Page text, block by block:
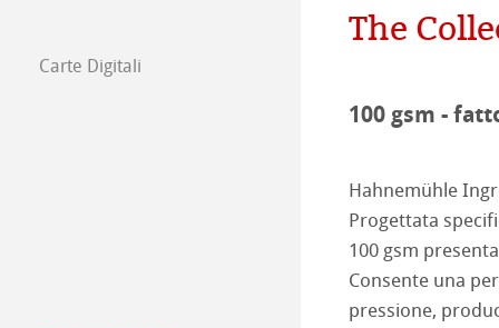
Il team
Comunicati
Carte Digitali
Matt FineArt
Glossy FineArt
Canvas FineArt
Profilo ICC
Area Download
Sezione FAQ
Installazione
Hahnemühle
Studi Certificati
Contatti
Album FineArt
Album in Lino
The
100 gsm -
Hahnemühle
Progettata
100 gsm
Consente una
pressione,